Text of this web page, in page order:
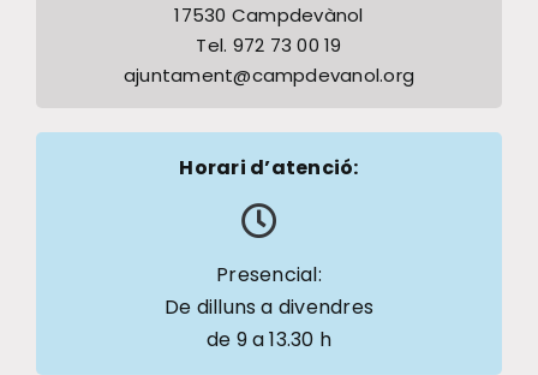
17530 Campdevànol
Tel. 972 73 00 19
ajuntament@campdevanol.org
Horari d’atenció:
Presencial:
De dilluns a divendres
de 9 a 13.30 h